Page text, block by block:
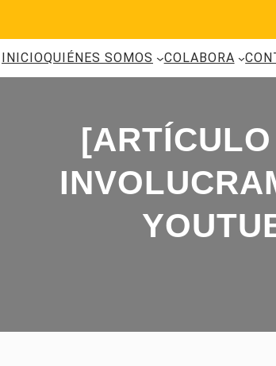
INICIOQUIÉNES SOMOS COLABORA